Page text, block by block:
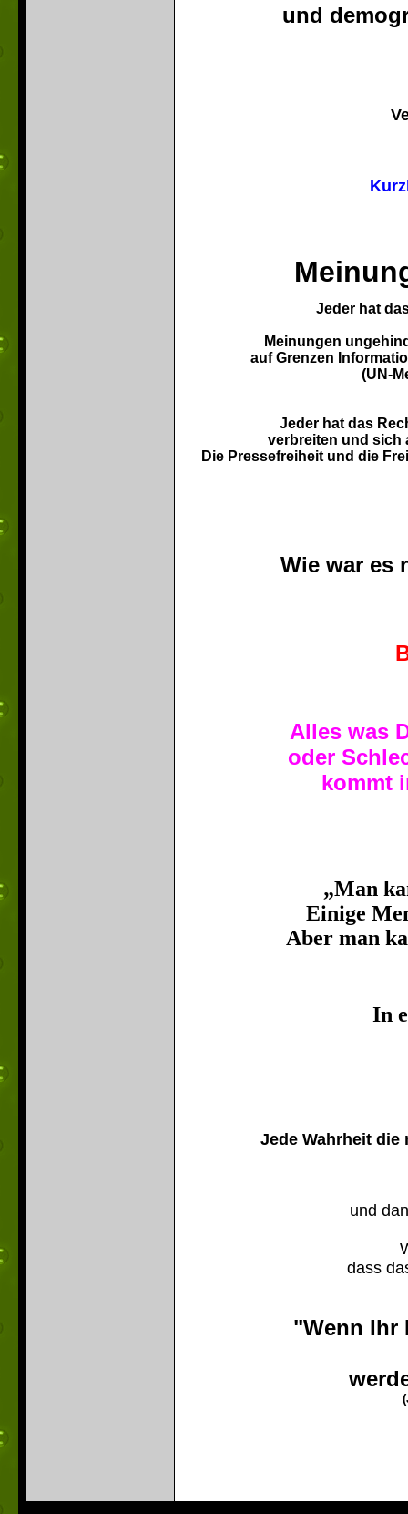
und
Jeder hat
Meinungen
auf Grenzen
(UN-
Jeder hat das
verbreiten und sich
Die Pressefreiheit und die
Wie war es
Alles was
oder
kommt
„Man
Einige
Aber man
In
Jede Wahrheit
und
dass
"Wenn Ihr